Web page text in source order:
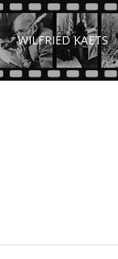
WILFRIED KAETS